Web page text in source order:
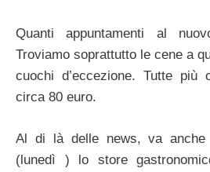
Quanti appuntamenti al
Troviamo soprattutto le cene a
cuochi d’eccezione. Tutte più
circa 80 euro.
Al di là delle news, va anche
(lunedì ) lo store